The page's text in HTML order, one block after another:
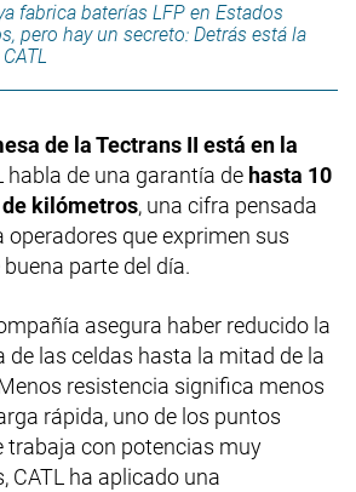
fabrica baterías LFP en Estados
pero hay un secreto: Detrás está la
de la Tectrans II está en la
habla de una garantía de hasta 10
de kilómetros, una cifra pensada
que exprimen sus
parte del día.
asegura haber reducido la
de las celdas hasta la mitad de la
resistencia significa menos
rápida, uno de los puntos
trabaja con potencias muy
CATL ha aplicado una